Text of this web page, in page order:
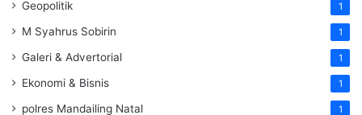
Geopolitik 1
M Syahrus Sobirin 1
Galeri & Advertorial 1
Ekonomi & Bisnis 1
polres Mandailing Natal 1